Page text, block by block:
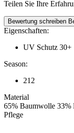
Teilen Sie Ihre
Bewertung schreiben
Eigenschaften:
UV Schutz 30+
Season:
212
Material
65% Baumwolle 33%
Pflege